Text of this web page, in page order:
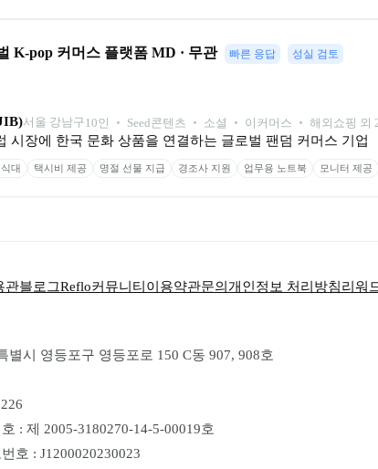
K-pop 커머스 플랫폼 MD · 무관 빠른 응답 성실 검토
서울 강남구10인 ‧ Seed콘텐츠 ‧ 소셜 ‧ 이커머스 ‧ 해외쇼핑 외
시장에 한국 문화 상품을 연결하는 글로벌 팬덤 커머스 기업
대 택시비 제공 명절 선물 지급 경조사 지원 업무용 노트북 모니터 제공
관블로그Reflo커뮤니티 이용약관문의 개인정보 처리방침리워
별시 영등포구 영등포로 150 C동 907, 908호
: 제 2005-3180270-14-5-00019호
호 : J1200020230023